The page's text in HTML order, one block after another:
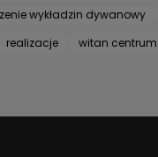
wykładzin dywanowy
realizacje witan centrum